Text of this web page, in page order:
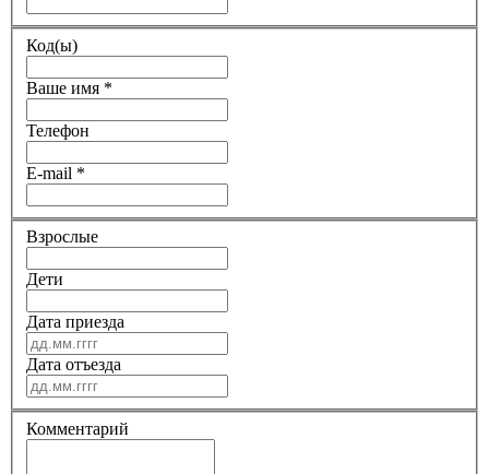
Код(ы)
Ваше имя *
Телефон
E-mail *
Взрослые
Дети
Дата приезда
Дата отъезда
Комментарий